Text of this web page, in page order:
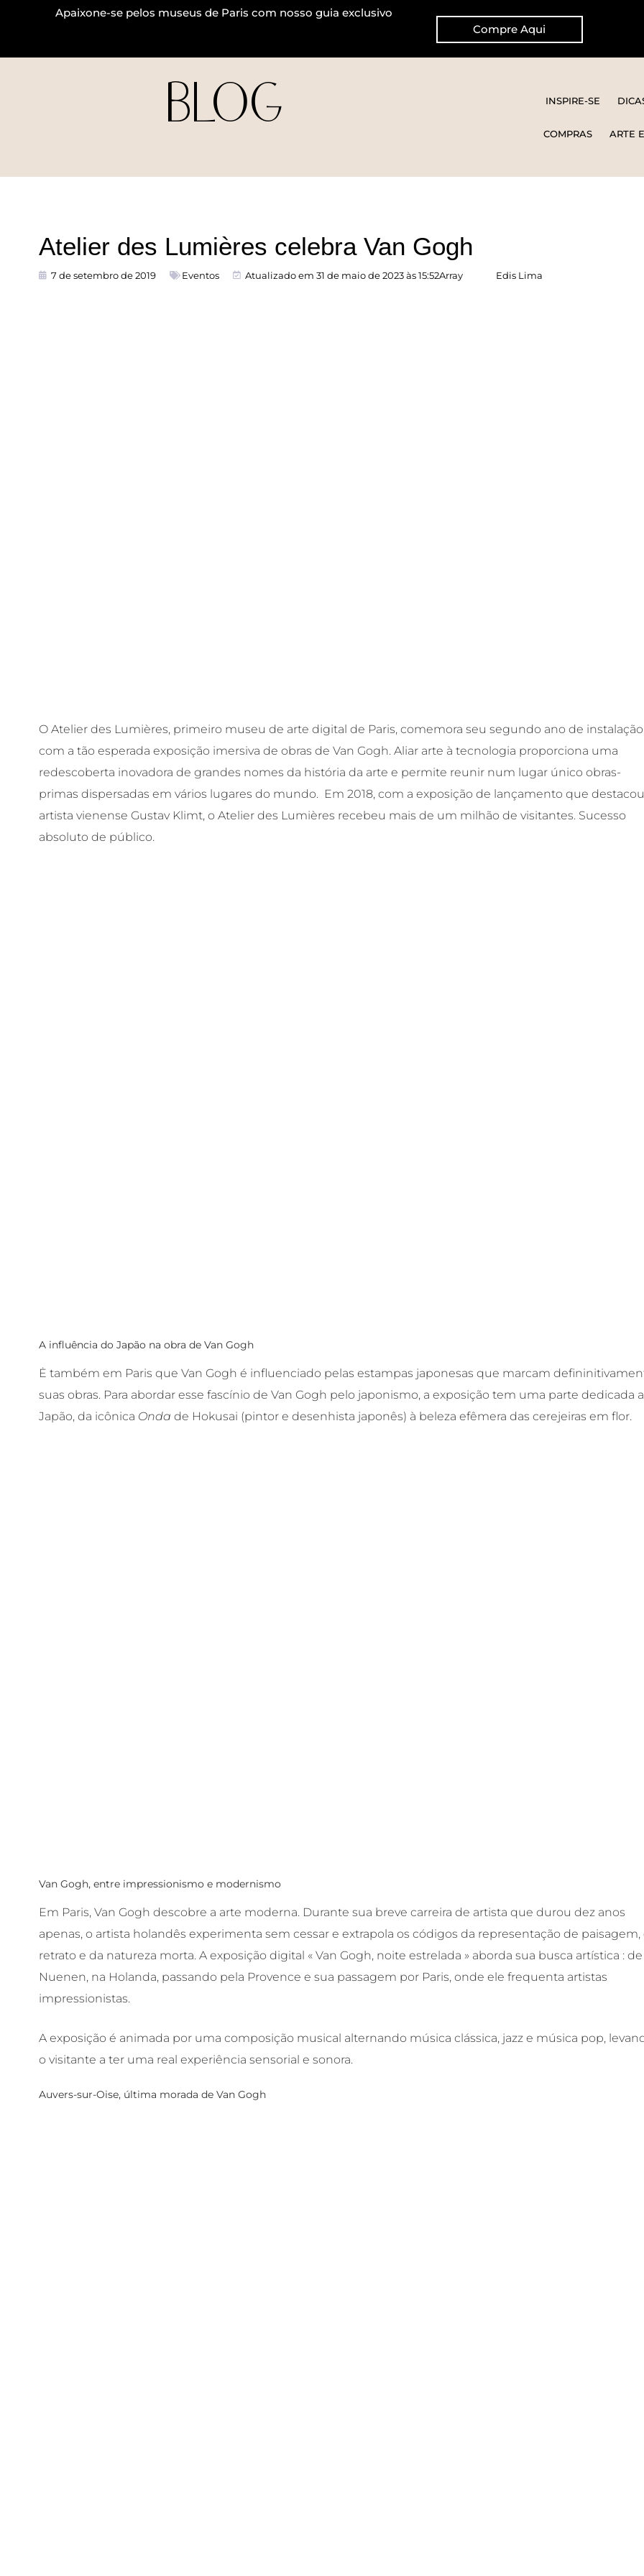
Apaixone-se pelos museus de Paris com nosso guia exclusivo
Compre Aqui
BLOG INSPIRE-SE
COMPRAS ARTE
Atelier des Lumières celebra Van Gogh
7 de setembro de 2019 Eventos Atualizado em 31 de maio de 2023 às 15:52Array Edis Lima
O Atelier des Lumières, primeiro museu de arte digital de Paris, comemora seu segundo ano de instalação
com a tão esperada exposição imersiva de obras de Van Gogh. Aliar arte à tecnologia proporciona uma
redescoberta inovadora de grandes nomes da história da arte e permite reunir num lugar único obras-
primas dispersadas em vários lugares do mundo. Em 2018, com a exposição de lançamento que
artista vienense Gustav Klimt, o Atelier des Lumières recebeu mais de um milhão de visitantes. Sucesso
absoluto de público.
A influência do Japão na obra de Van Gogh
Ė também em Paris que Van Gogh é influenciado pelas estampas japonesas que marcam
suas obras. Para abordar esse fascínio de Van Gogh pelo japonismo, a exposição tem uma parte dedicada
Japão, da icônica Onda de Hokusai (pintor e desenhista japonês) à beleza efêmera das cerejeiras em flor.
Van Gogh, entre impressionismo e modernismo
Em Paris, Van Gogh descobre a arte moderna. Durante sua breve carreira de artista que durou dez anos
apenas, o artista holandês experimenta sem cessar e extrapola os códigos da representação de paisagem,
retrato e da natureza morta. A exposição digital « Van Gogh, noite estrelada » aborda sua busca artística : de
Nuenen, na Holanda, passando pela Provence e sua passagem por Paris, onde ele frequenta artistas
impressionistas.
A exposição é animada por uma composição musical alternando música clássica, jazz e música pop,
o visitante a ter uma real experiência sensorial e sonora.
Auvers-sur-Oise, última morada de Van Gogh